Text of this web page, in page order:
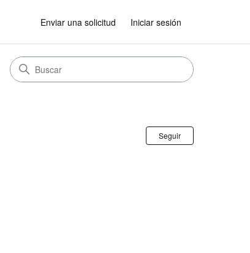
Enviar una solicitud Iniciar sesión
Seguir